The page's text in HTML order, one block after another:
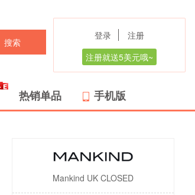
搜索
登录
注册
注册就送5美元哦~
热销单品 手机版
Mankind UK CLOSED